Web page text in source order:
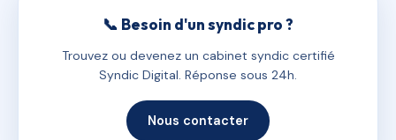
📞 Besoin d'un syndic pro ?
Trouvez ou devenez un cabinet syndic certifié
Syndic Digital. Réponse sous 24h.
Nous contacter